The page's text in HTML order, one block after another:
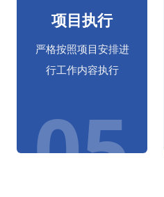
项目执行
严格按照项目安排进
行工作内容执行
05